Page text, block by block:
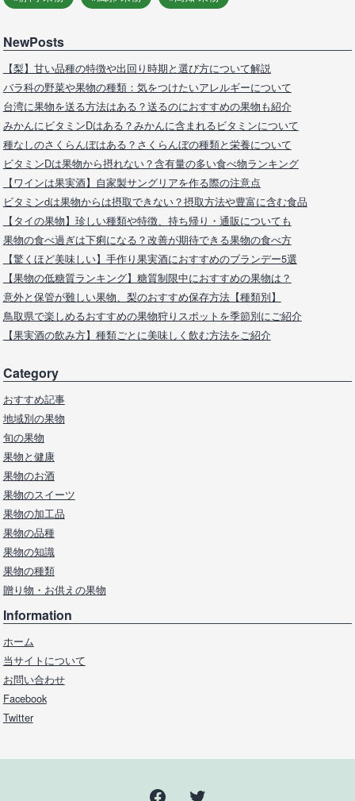
NewPosts
【梨】甘い品種の特徴や出回り時期と選び方について解説
バラ科の野菜や果物の種類：気をつけたいアレルギーについて
台湾に果物を送る方法はある？送るのにおすすめの果物も紹介
みかんにビタミンDはある？みかんに含まれるビタミンについて
種なしのさくらんぼはある？さくらんぼの種類と栄養について
ビタミンDは果物から摂れない？含有量の多い食べ物ランキング
【ワインは果実酒】自家製サングリアを作る際の注意点
ビタミンdは果物からは摂取できない？摂取方法や豊富に含む食品
【タイの果物】珍しい種類や特徴、持ち帰り・通販についても
果物の食べ過ぎは下痢になる？改善が期待できる果物の食べ方
【驚くほど美味しい】手作り果実酒におすすめのブランデー5選
【果物の低糖質ランキング】糖質制限中におすすめの果物は？
意外と保管が難しい果物、梨のおすすめ保存方法【種類別】
鳥取県で楽しめるおすすめの果物狩りスポットを季節別にご紹介
【果実酒の飲み方】種類ごとに美味しく飲む方法をご紹介
Category
おすすめ記事
地域別の果物
旬の果物
果物と健康
果物のお酒
果物のスイーツ
果物の加工品
果物の品種
果物の知識
果物の種類
贈り物・お供えの果物
Information
ホーム
当サイトについて
お問い合わせ
Facebook
Twitter
Facebook